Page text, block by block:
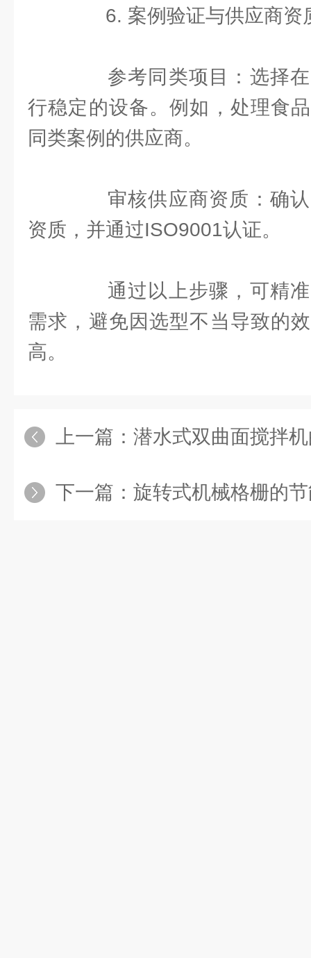
6. 案例验证与供应商资
参考同类项目：选择在
行稳定的设备。例如，处理食
同类案例的供应商。
审核供应商资质：确认
资质，并通过ISO9001认证。
通过以上步骤，可精准
需求，避免因选型不当导致的
高。
上一篇： 潜水式双曲面搅拌机的
下一篇： 旋转式机械格栅的节